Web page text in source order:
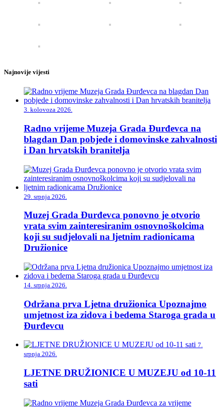
Najnovije vijesti
3. kolovoza 2026.
Radno vrijeme Muzeja Grada Đurđevca na
blagdan Dan pobjede i domovinske zahvalnosti
i Dan hrvatskih branitelja
29. srpnja 2026.
Muzej Grada Đurđevca ponovno je otvorio
vrata svim zainteresiranim osnovnoškolcima
koji su sudjelovali na ljetnim radionicama
Družionice
14. srpnja 2026.
Održana prva Ljetna družionica Upoznajmo
umjetnost iza zidova i bedema Staroga grada u
Đurđevcu
7.
srpnja 2026.
LJETNE DRUŽIONICE U MUZEJU od 10-11
sati